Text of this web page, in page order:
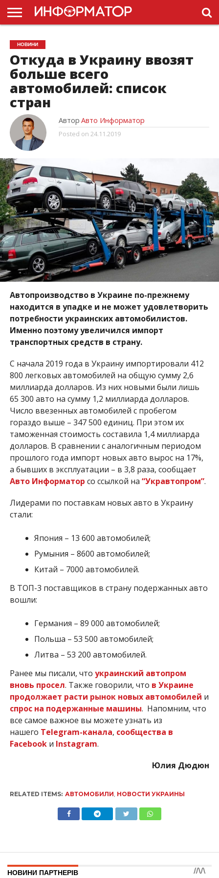
ГОЛОВНА
НОВИНИ
ПДР
УКРАЇНИ
РЕКЛАМА
ПРОЕКТЫ
НОВИНИ
Откуда в Украину ввозят
больше всего
автомобилей: список
стран
Автор Авто Информатор
Posted on 24.11.2019
Автопроизводство в Украине по-прежнему
находится в упадке и не может удовлетворить
потребности украинских автомобилистов.
Именно поэтому увеличился импорт
транспортных средств в страну.
С начала 2019 года в Украину импортировали 412
800 легковых автомобилей на общую сумму 2,6
миллиарда долларов. Из них новыми были лишь
65 300 авто на сумму 1,2 миллиарда долларов.
Число ввезенных автомобилей с пробегом
гораздо выше – 347 500 единиц. При этом их
таможенная стоимость составила 1,4 миллиарда
долларов. В сравнении с аналогичным периодом
прошлого года импорт новых авто вырос на 17%,
а бывших в эксплуатации – в 3,8 раза, сообщает
Авто Информатор со ссылкой на “Укравтопром”.
Лидерами по поставкам новых авто в Украину
стали:
Япония – 13 600 автомобилей;
Румыния – 8600 автомобилей;
Китай – 7000 автомобилей.
В ТОП-3 поставщиков в страну подержанных авто
вошли:
Германия – 89 000 автомобилей;
Польша – 53 500 автомобилей;
Литва – 53 200 автомобилей.
Ранее мы писали, что украинский автопром
вновь просел. Также говорили, что в Украине
продолжает расти рынок новых автомобилей и
спрос на подержанные машины. Напомним, что
все самое важное вы можете узнать из
нашего Telegram-канала, сообщества в
Facebookи Instagram.
Юлия Дюдюн
RELATED ITEMS: АВТОМОБИЛИ НОВОСТИ УКРАИНЫ